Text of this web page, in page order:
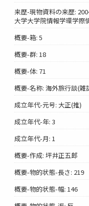
来歴-現物資料の来歴:
大学大学院情報学環学際
概要-箱: 5
概要-群: 18
概要-体: 71
概要-名称: 海外旅行談(雑
成立年代-元号: 大正(推)
成立年代-年: 3
成立年代-月: 1
概要-作成: 坪井正五郎
概要-物的状態-長さ: 219
概要-物的状態-幅: 146